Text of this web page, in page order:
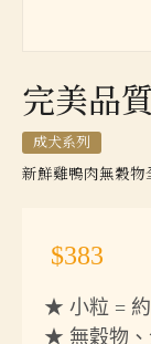
完美品
成犬系列
新鮮雞鴨肉無穀物
$383
★ 小粒 = 約
★ 無穀物、